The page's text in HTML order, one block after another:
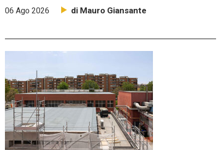
06 Ago 2026 di Mauro Giansante